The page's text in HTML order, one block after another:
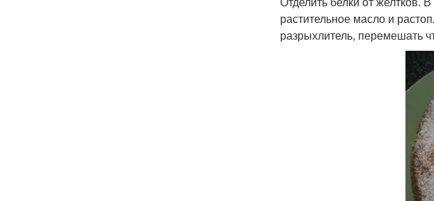
растительное масло и
разрыхлитель, перемешать